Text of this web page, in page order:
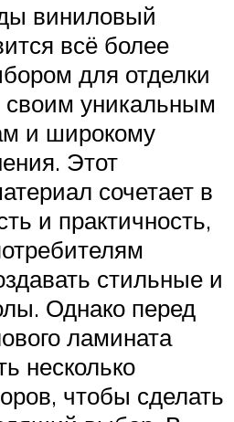
виниловый
всё более
для отделки
своим уникальным
и широкому
Этот
сочетает в
и практичность,
стильные и
Однако перед
ламината
несколько
чтобы сделать